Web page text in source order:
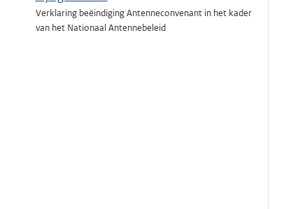
Verklaring beëindiging Antenneconvenant in het kader
van het Nationaal Antennebeleid